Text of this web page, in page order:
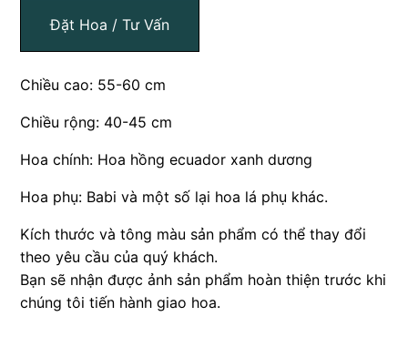
Đặt Hoa / Tư Vấn
Chiều cao: 55-60 cm
Chiều rộng: 40-45 cm
Hoa chính: Hoa hồng ecuador xanh dương
Hoa phụ: Babi và một số lại hoa lá phụ khác.
Kích thước và tông màu sản phẩm có thể thay đổi
theo yêu cầu của quý khách.
Bạn sẽ nhận được ảnh sản phẩm hoàn thiện trước khi
chúng tôi tiến hành giao hoa.